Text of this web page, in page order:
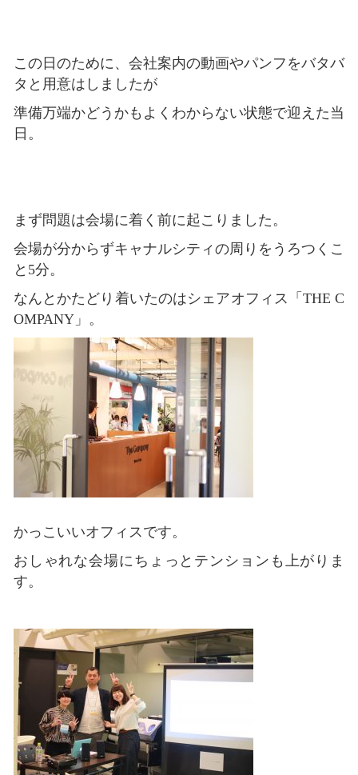
この日のために、会社案内の動画やパンフをバタバ
タと用意はしましたが
準備万端かどうかもよくわからない状態で迎えた当
日。
まず問題は会場に着く前に起こりました。
会場が分からずキャナルシティの周りをうろつくこ
と5分。
なんとかたどり着いたのはシェアオフィス「THE C
OMPANY」。
かっこいいオフィスです。
おしゃれな会場にちょっとテンションも上がりま
す。